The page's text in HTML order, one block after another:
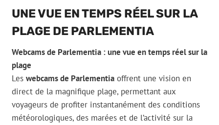
UNE VUE EN TEMPS RÉEL SUR LA
PLAGE DE PARLEMENTIA
Webcams de Parlementia : une vue en temps réel sur la
plage
Les webcams de Parlementia offrent une vision en
direct de la magnifique plage, permettant aux
voyageurs de profiter instantanément des conditions
météorologiques, des marées et de l’activité sur la